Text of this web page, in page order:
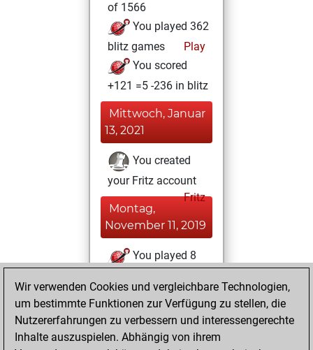
of 1566
You played 362
blitz games
Play
You scored
+121 =5 -236 in blitz
Mittwoch, Januar
13, 2021
You created
your Fritz account
Fritz
Montag,
November 11, 2019
You played 8
You scored +6
=0 -2 in slow games
Freitag,
Wir verwenden Cookies und vergleichbare Technologien,
um bestimmte Funktionen zur Verfügung zu stellen, die
Nutzererfahrungen zu verbessern und interessengerechte
Inhalte auszuspielen. Abhängig von ihrem